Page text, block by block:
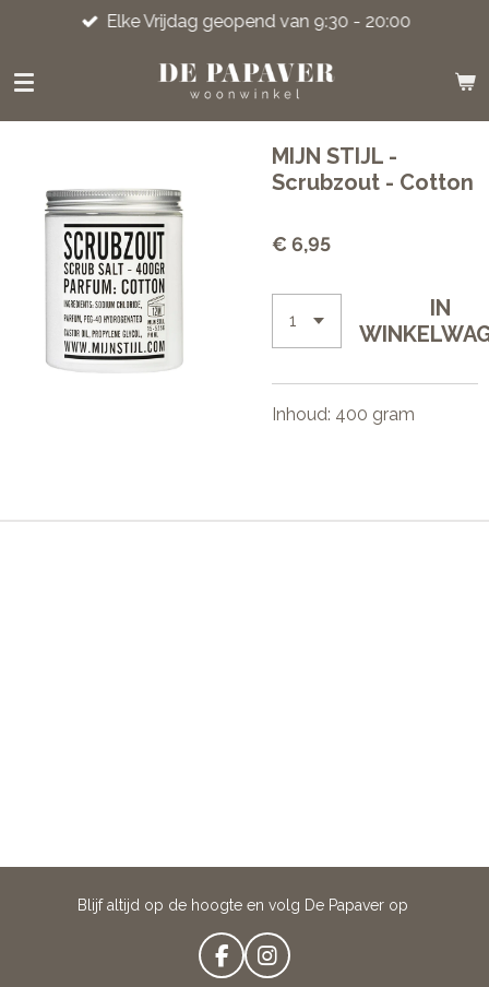
naar
hoofdinhoud
Elke Vrijdag geopend van 9:30 - 20:00
MIJN STIJL -
Scrubzout - Cotton
€ 6,95
IN
Inhoud: 400 gram
Blijf altijd op de hoogte en volg De Papaver op
F
I